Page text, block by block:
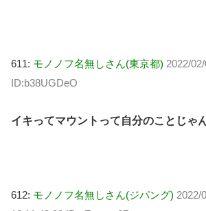
611: モノノフ名無しさん(東京都) 2022/
ID:b38UGDeO
イキってマウントって自分のことじゃ
612: モノノフ名無しさん(ジパング) 2022/